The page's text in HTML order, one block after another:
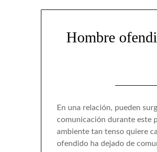
Hombre
En una relación, pueden
comunicación durante este
ambiente tan tenso quiere
ofendido ha dejado de